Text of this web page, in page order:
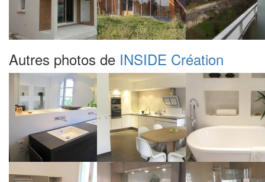
Autres photos de INSIDE Création